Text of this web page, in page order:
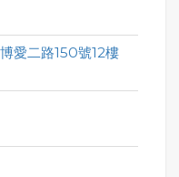
愛二路150號12樓